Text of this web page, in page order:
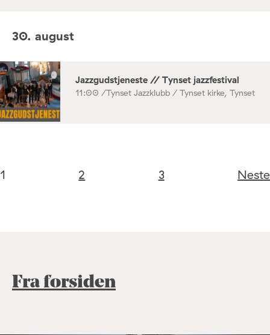
30. august
Jazzgudstjeneste // Tynset jazzfestival
11:00 /Tynset Jazzklubb / Tynset kirke, Tynset
1 2 3 Neste
Fra forsiden